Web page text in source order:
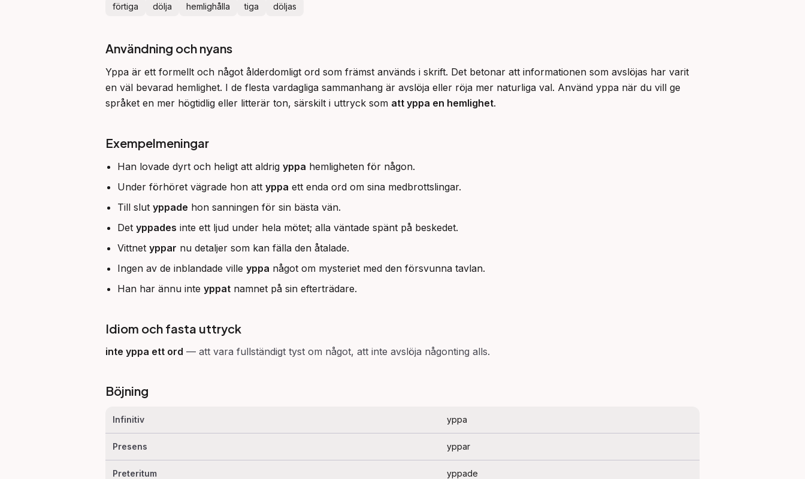
förtiga dölja hemlighålla tiga döljas
Användning och nyans
Yppa är ett formellt och något ålderdomligt ord som främst används i skrift. Det betonar att informationen som avslöjas har varit
en väl bevarad hemlighet. I de flesta vardagliga sammanhang är avslöja eller röja mer naturliga val. Använd yppa när du vill ge
språket en mer högtidlig eller litterär ton, särskilt i uttryck som att yppa en hemlighet.
Exempelmeningar
Han lovade dyrt och heligt att aldrig yppa hemligheten för någon.
Under förhöret vägrade hon att yppa ett enda ord om sina medbrottslingar.
Till slut yppade hon sanningen för sin bästa vän.
Det yppades inte ett ljud under hela mötet; alla väntade spänt på beskedet.
Vittnet yppar nu detaljer som kan fälla den åtalade.
Ingen av de inblandade ville yppa något om mysteriet med den försvunna tavlan.
Han har ännu inte yppat namnet på sin efterträdare.
Idiom och fasta uttryck
inte yppa ett ord — att vara fullständigt tyst om något, att inte avslöja någonting alls.
Böjning
Infinitiv yppa
Presens yppar
Preteritum yppade